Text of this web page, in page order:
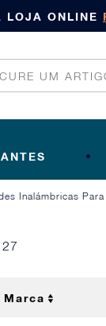
LOJA ONLINE
Inalámbricas
27
Marca